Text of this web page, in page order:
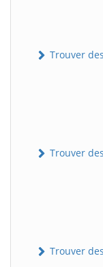
Trouver
Trouver
Trouver